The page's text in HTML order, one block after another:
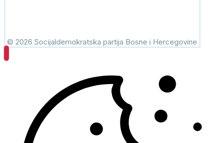
© 2026 Socijaldemokratska partija Bosne i Hercegovine